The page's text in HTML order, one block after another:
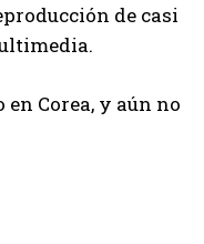
de casi
Corea, y aún no